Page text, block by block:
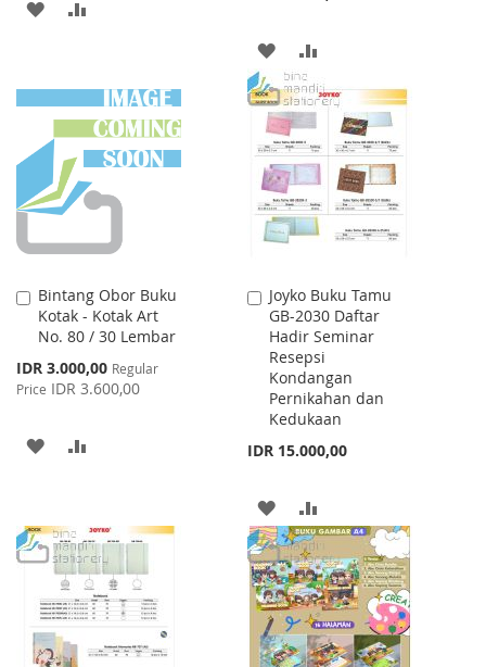
ADD
LIST
ADD
TO
WISH
LIST
TO
COMPARE
Bintang Obor Buku
Kotak - Kotak Art
No. 80 / 30 Lembar
Special
Price
IDR 3.000,00 Regular
Price IDR 3.600,00
Add
to
Cart
ADD
LIST
Joyko Buku Tamu
GB-2030 Daftar
Hadir Seminar
Resepsi
Kondangan
Pernikahan dan
Kedukaan
IDR 15.000,00
Add
to
Cart
ADD
TO
WISH
LIST
TO
COMPARE